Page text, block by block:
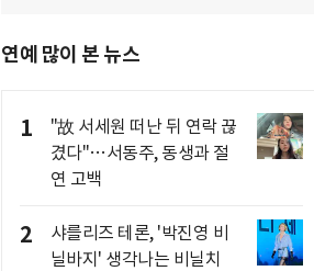
연예 많이 본 뉴스
1
"故 서세원 떠난 뒤 연락 끊
겼다"…서동주, 동생과 절
연 고백
2
샤를리즈 테론, '박진영 비
닐바지' 생각나는 비닐치